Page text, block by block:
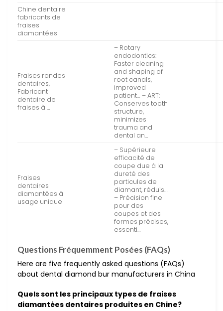
Chine dentaire
fabricants de
fraises
diamantées
Fraises rondes
dentaires,
Fabricant
dentaire de
fraises à …
– Rotary
endodontics:
Faster cleaning
and shaping of
root canals,
improved
patient… – ART:
Conserves tooth
structure,
minimizes
trauma and
dental an…
Fraises
dentaires
diamantées à
usage unique
– Supérieure
efficacité de
coupe due à la
dureté des
particules de
diamant, réduis…
– Précision fine
pour des
coupes et des
formes précises,
essenti…
Questions Fréquemment Posées (FAQs)
Here are five frequently asked questions (FAQs)
about dental diamond bur manufacturers in China
Quels sont les principaux types de fraises
diamantées dentaires produites en Chine?